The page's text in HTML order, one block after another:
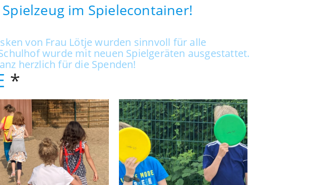
im Spielecontainer!
von Frau Lötje wurden sinnvoll für alle
wurde mit neuen Spielgeräten ausgestattet.
herzlich für die Spenden!
*